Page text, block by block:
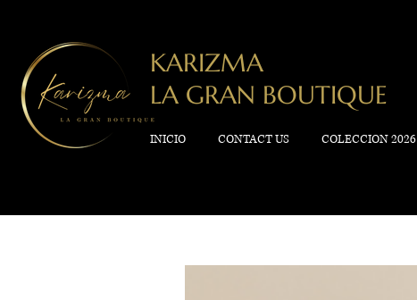
INICIO CONTACT US COLECCION 2026
KARIZMA
LA GRAN BOUTIQUE